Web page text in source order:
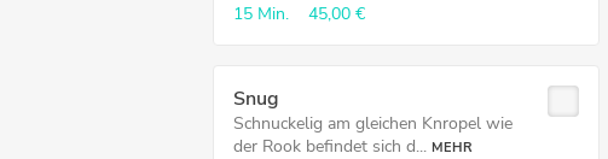
15 Min. 45,00 €
Snug
Schnuckelig am gleichen Knropel wie
der Rook befindet sich d... MEHR